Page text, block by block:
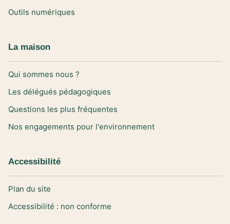
Outils numériques
La maison
Qui sommes nous ?
Les délégués pédagogiques
Questions les plus fréquentes
Nos engagements pour l'environnement
Accessibilité
Plan du site
Accessibilité : non conforme